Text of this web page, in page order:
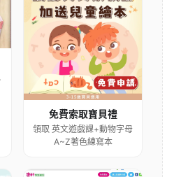
免費索取寶貝禮
領取 英文遊戲課+動物字母
A~Z著色練寫本